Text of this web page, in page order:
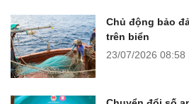
Chủ động bảo
trên biển
23/07/2026 08:58